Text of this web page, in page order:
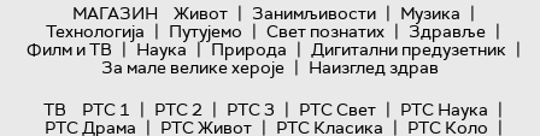
МАГАЗИН
Живот | Занимљивости | Музика |
Технологијa | Путујемо | Свет познатих | Здравље |
Филм и ТВ | Наука | Природа | Дигитални предузетник |
За мале велике хероје | Наизглед здрав
ТВ
РТС 1 | РТС 2 | РТС 3 | РТС Свет | РТС Наука |
РТС Драма | РТС Живот | РТС Класика | РТС Коло |